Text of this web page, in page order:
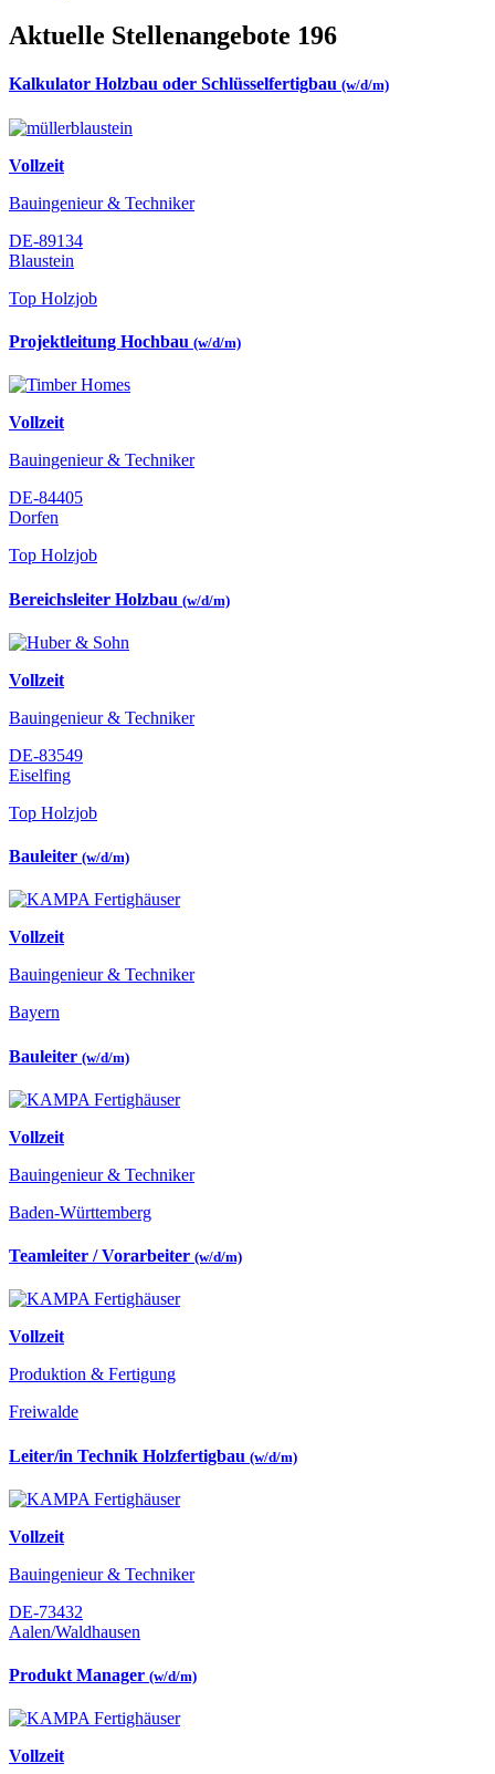
Aktuelle Stellenangebote 196
Kalkulator Holzbau oder Schlüsselfertigbau (w/d/m)
Vollzeit
Bauingenieur & Techniker
DE-89134
Blaustein
Top Holzjob
Projektleitung Hochbau (w/d/m)
Vollzeit
Bauingenieur & Techniker
DE-84405
Dorfen
Top Holzjob
Bereichsleiter Holzbau (w/d/m)
Vollzeit
Bauingenieur & Techniker
DE-83549
Eiselfing
Top Holzjob
Bauleiter (w/d/m)
Vollzeit
Bauingenieur & Techniker
Bayern
Bauleiter (w/d/m)
Vollzeit
Bauingenieur & Techniker
Baden-Württemberg
Teamleiter / Vorarbeiter (w/d/m)
Vollzeit
Produktion & Fertigung
Freiwalde
Leiter/in Technik Holzfertigbau (w/d/m)
Vollzeit
Bauingenieur & Techniker
DE-73432
Aalen/Waldhausen
Produkt Manager (w/d/m)
Vollzeit